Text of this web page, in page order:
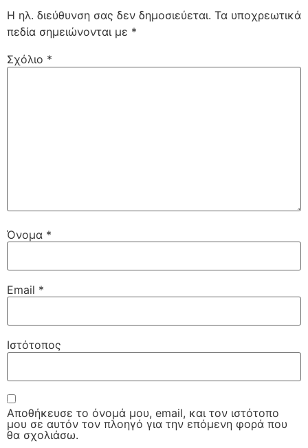
Η ηλ. διεύθυνση σας δεν δημοσιεύεται. Τα υποχρεωτικά
πεδία σημειώνονται με *
Σχόλιο *
Όνομα *
Email *
Ιστότοπος
Αποθήκευσε το όνομά μου, email, και τον ιστότοπο
μου σε αυτόν τον πλοηγό για την επόμενη φορά που
θα σχολιάσω.